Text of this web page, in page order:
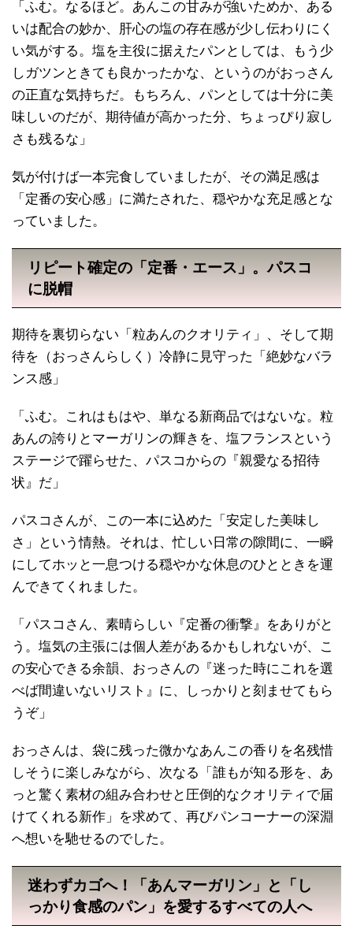
「ふむ。なるほど。あんこの甘みが強いためか、ある
いは配合の妙か、肝心の塩の存在感が少し伝わりにく
い気がする。塩を主役に据えたパンとしては、もう少
しガツンときても良かったかな、というのがおっさん
の正直な気持ちだ。もちろん、パンとしては十分に美
味しいのだが、期待値が高かった分、ちょっぴり寂し
さも残るな」
気が付けば一本完食していましたが、その満足感は
「定番の安心感」に満たされた、穏やかな充足感とな
っていました。
リピート確定の「定番・エース」。パスコ
に脱帽
期待を裏切らない「粒あんのクオリティ」、そして期
待を（おっさんらしく）冷静に見守った「絶妙なバラ
ンス感」
「ふむ。これはもはや、単なる新商品ではないな。粒
あんの誇りとマーガリンの輝きを、塩フランスという
ステージで躍らせた、パスコからの『親愛なる招待
状』だ」
パスコさんが、この一本に込めた「安定した美味し
さ」という情熱。それは、忙しい日常の隙間に、一瞬
にしてホッと一息つける穏やかな休息のひとときを運
んできてくれました。
「パスコさん、素晴らしい『定番の衝撃』をありがと
う。塩気の主張には個人差があるかもしれないが、こ
の安心できる余韻、おっさんの『迷った時にこれを選
べば間違いないリスト』に、しっかりと刻ませてもら
うぞ」
おっさんは、袋に残った微かなあんこの香りを名残惜
しそうに楽しみながら、次なる「誰もが知る形を、あ
っと驚く素材の組み合わせと圧倒的なクオリティで届
けてくれる新作」を求めて、再びパンコーナーの深淵
へ想いを馳せるのでした。
迷わずカゴへ！「あんマーガリン」と「し
っかり食感のパン」を愛するすべての人へ